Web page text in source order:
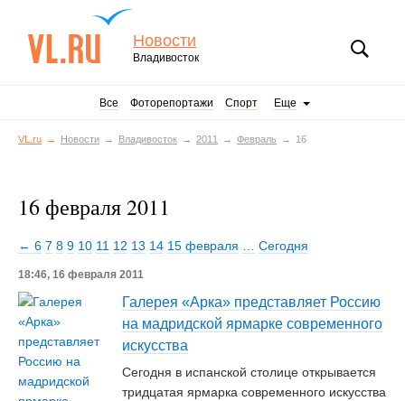
Новости
Владивосток
Все Фоторепортажи Спорт Еще
VL.ru Новости Владивосток 2011 Февраль 16
16 февраля 2011
← 6 7 8 9 10 11 12 13 14 15 февраля Сегодня
18:46, 16 февраля 2011
Галерея «Арка» представляет Россию
на мадридской ярмарке современного
искусства
Сегодня в испанской столице открывается
тридцатая ярмарка современного искусства